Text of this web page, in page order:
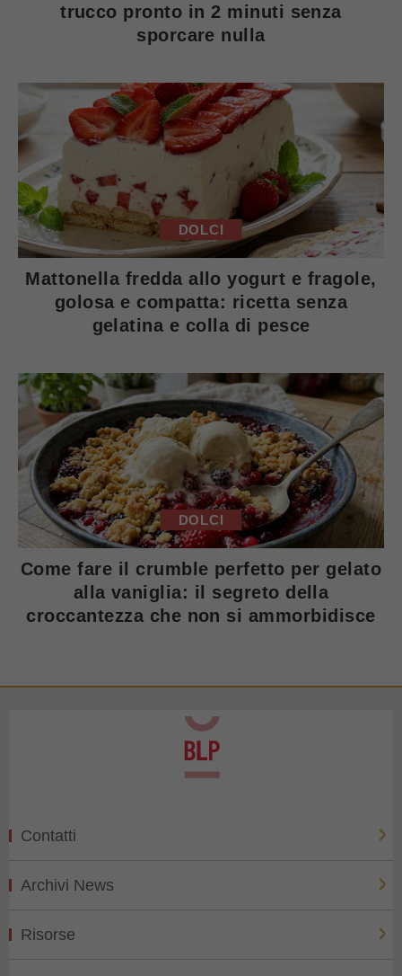
trucco pronto in 2 minuti senza
sporcare nulla
DOLCI
Mattonella fredda allo yogurt e fragole,
golosa e compatta: ricetta senza
gelatina e colla di pesce
DOLCI
Come fare il crumble perfetto per gelato
alla vaniglia: il segreto della
croccantezza che non si ammorbidisce
Contatti
Archivi News
Risorse